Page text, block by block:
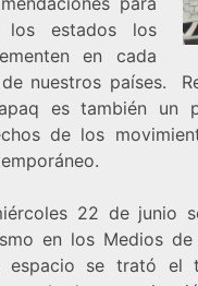
los estados los
en cada
nuestros países.
es también un
de los
22 de junio
en los Medios
espacio se trató el